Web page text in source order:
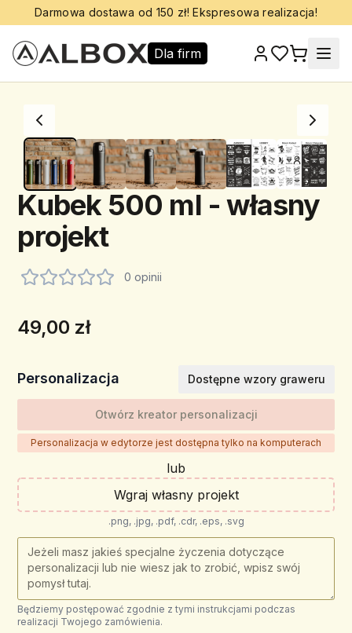
Darmowa dostawa od 150 zł! Ekspresowa realizacja!
Dla firm
Kubek 500 ml - własny
projekt
0 opinii
49,00 zł
Personalizacja Dostępne wzory graweru
Otwórz kreator personalizacji
Personalizacja w edytorze jest dostępna tylko na komputerach
lub
Wgraj własny projekt
.png, .jpg, .pdf, .cdr, .eps, .svg
Będziemy postępować zgodnie z tymi instrukcjami podczas
realizacji Twojego zamówienia.